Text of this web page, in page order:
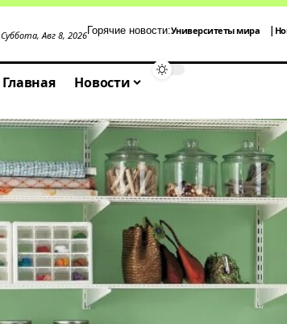
Суббота, Авг 8, 2026Горячие новости:Университеты мира
Главная Новости